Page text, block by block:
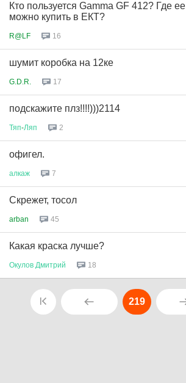
Кто пользуется Gamma GF 412? Где ее
можно купить в ЕКТ?
R@LF 16
шумит коробка на 12ке
G.D.R. 17
подскажите плз!!!!)))2114
Тяп-Ляп 2
офигел.
алкаж 7
Скрежет, тосол
arban 45
Какая краска лучше?
Окулов Дмитрий 18
219